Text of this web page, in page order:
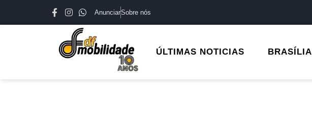
AnunciarSobre nós
ÚLTIMAS NOTICIAS BRASÍLIA